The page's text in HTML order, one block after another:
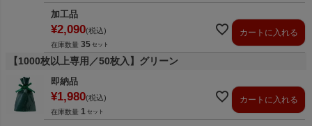
加工品
¥2,090 税込
在庫数量 35
カートに入れる
【1000枚以上専用／50枚入】グリーン
即納品
¥1,980 税込
在庫数量 1
カートに入れる